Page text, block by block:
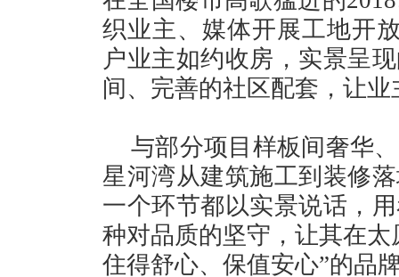
织业主、媒体开展工地开
户业主如约收房，实景呈
间、完善的社区配套，让
与部分项目样板间奢华
星河湾从建筑施工到装修
一个环节都以实景说话，
种对品质的坚守，让其在
住得舒心、保值安心”的品